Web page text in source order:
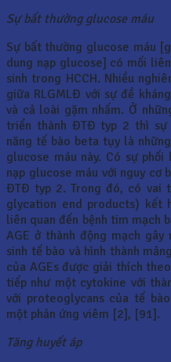
Sự bất thường glucose máu
Sự bất thường glucose máu
dung nạp glucose] có mối
sinh trong HCCH. Nhiều
giữa RLGMLĐ với sự đề
và cả loài gặm nhấm. Ở
triển thành ĐTĐ typ 2 thì sự
năng tế bào beta tụy là
glucose máu này. Có sự
nạp glucose máu với nguy cơ
ĐTĐ typ 2. Trong đó, có vai
glycation end products) kết
liên quan đến bệnh tim mạch
AGE ở thành động mạch
sinh tế bào và hình thành
của AGEs được giải thích
tiếp như một cytokine với
với proteoglycans của tế
một phản ứng viêm [2], [91].
Tăng huyết áp